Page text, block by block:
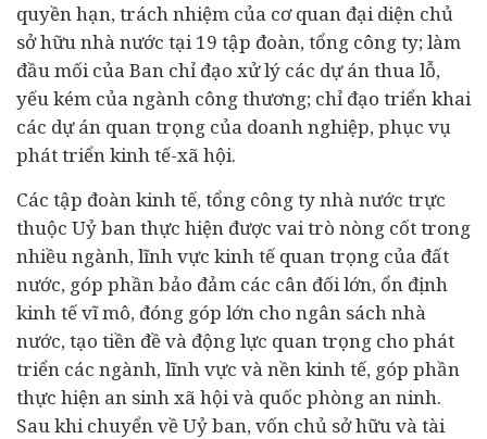
quyền hạn, trách nhiệm của cơ quan đại diện chủ
sở hữu nhà nước tại 19 tập đoàn, tổng công ty; làm
đầu mối của Ban chỉ đạo xử lý các dự án thua lỗ,
yếu kém của ngành công thương; chỉ đạo triển khai
các dự án quan trọng của doanh nghiệp, phục vụ
phát triển kinh tế-xã hội.
Các tập đoàn kinh tế, tổng công ty nhà nước trực
thuộc Uỷ ban thực hiện được vai trò nòng cốt trong
nhiều ngành, lĩnh vực kinh tế quan trọng của đất
nước, góp phần bảo đảm các cân đối lớn, ổn định
kinh tế vĩ mô, đóng góp lớn cho ngân sách nhà
nước, tạo tiền đề và động lực quan trọng cho phát
triển các ngành, lĩnh vực và nền kinh tế, góp phần
thực hiện an sinh xã hội và quốc phòng an ninh.
Sau khi chuyển về Uỷ ban, vốn chủ sở hữu và tài